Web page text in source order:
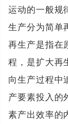
运动的一般规
生产分为简单
再生产是指在
程，是扩大再
向生产过程中
产要素投入的
素产出效率的